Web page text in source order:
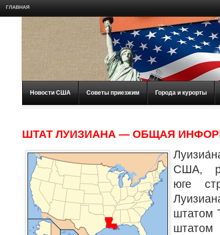
ГЛАВНАЯ
Новости США Советы приезжим Города и курорты
ШТАТ ЛУИЗИАНА — ОБЩАЯ
США,
юге
штатом